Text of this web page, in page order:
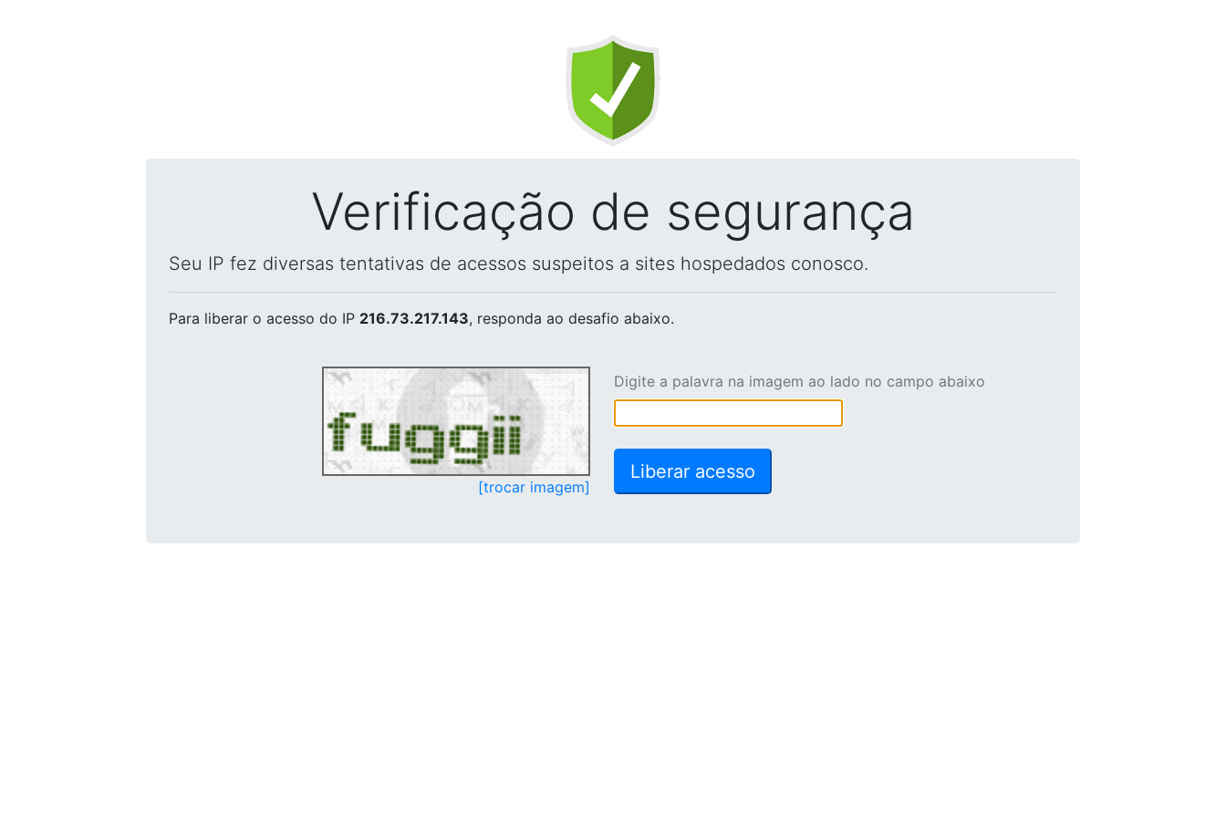
Verificação de segurança
Seu IP fez diversas tentativas de acessos suspeitos a sites hospedados conosco.
Para liberar o acesso do IP 216.73.217.143, responda ao desafio abaixo.
[trocar imagem]
Digite a palavra na imagem ao lado no campo abaixo